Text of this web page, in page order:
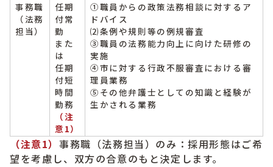
事務職
（法務
担当）
任期
付常
勤
また
は
任期
付短
時間
勤務
（注
意1）
①職員からの政策法務相談に対するア
ドバイス
⑵条例や規則等の例規審査
③職員の法務能力向上に向けた研修の
実施
④市に対する行政不服審査における審
理員業務
⑤その他弁護士としての知識と経験が
生かされる業務
（注意1） 事務職（法務担当）のみ：採用形態はご希
望を考慮し、双方の合意のもと決定します。